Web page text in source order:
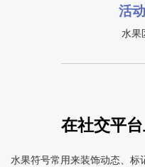
活
水果
在社交平
水果符号常用来装饰动态、